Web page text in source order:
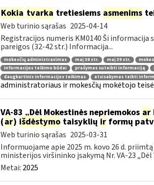
Kokia tvarka tretiesiems asmenims
Web turinio sąrašas 2025-04-14
Registracijos numeris KM0140 Ši informacija
pareigos (32-42 str.) Informacija...
mokesčių administravimas maį 38 str. maį 39 str.
informacijos teikimo būdai
prašymas suteikti informaciją
daugkartinis informacijos teikimas
atsisakymas teikti
administratoriaus ir mokesčių mokėtojo
VA-83 „Dėl Mokestinės nepriemokos ar
(ar) išdėstymo taisyklių irformų
Web turinio sąrašas 2025-03-31
Informuojame apie 2025 m. kovo 26 d.
ministerijos viršininko įsakymą Nr. VA-23 „Dėl
Metai: 2025